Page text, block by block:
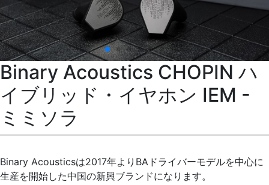
Binary Acoustics CHOPIN ハ
イブリッド・イヤホン IEM -
ミミソラ
Binary Acousticsは2017年よりBAドライバーモデルを中心に
生産を開始した中国の新興ブランドになります。